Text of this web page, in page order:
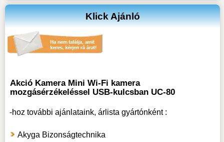
Klick Ajánló
Akció Kamera Mini Wi-Fi kamera
mozgásérzékeléssel USB-kulcsban UC-80
-hoz további ajánlataink, árlista gyártónként :
Akyga Bizonságtechnika